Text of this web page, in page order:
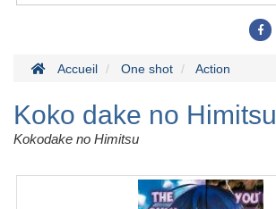
Accueil One shot Action
Koko dake no Himitsu
Kokodake no Himitsu